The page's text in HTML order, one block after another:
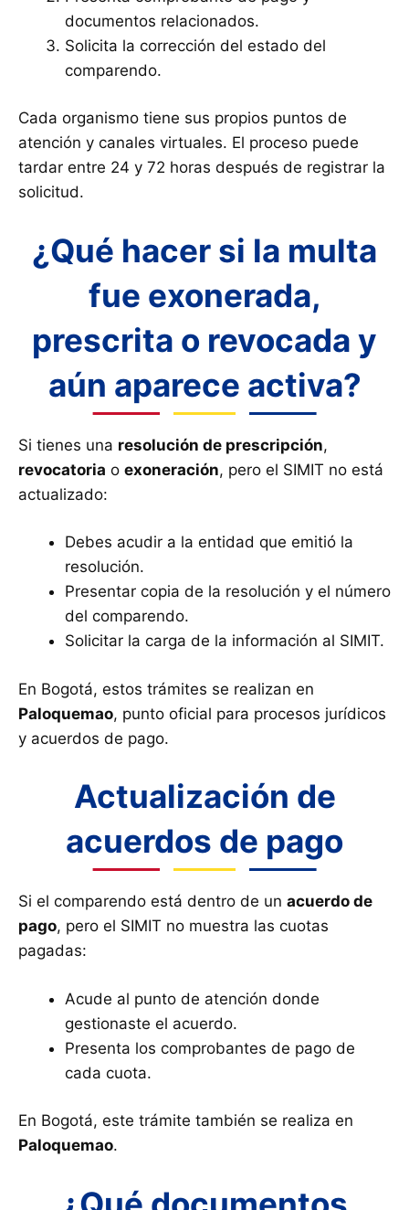
documentos relacionados.
Solicita la corrección del estado del
comparendo.
Cada organismo tiene sus propios puntos de
atención y canales virtuales. El proceso puede
tardar entre 24 y 72 horas después de registrar la
solicitud.
¿Qué hacer si la multa
fue exonerada,
prescrita o revocada y
aún aparece activa?
Si tienes una resolución de prescripción,
revocatoria o exoneración, pero el SIMIT no está
actualizado:
Debes acudir a la entidad que emitió la
resolución.
Presentar copia de la resolución y el número
del comparendo.
Solicitar la carga de la información al SIMIT.
En Bogotá, estos trámites se realizan en
Paloquemao, punto oficial para procesos jurídicos
y acuerdos de pago.
Actualización de
acuerdos de pago
Si el comparendo está dentro de un acuerdo de
pago, pero el SIMIT no muestra las cuotas
pagadas:
Acude al punto de atención donde
gestionaste el acuerdo.
Presenta los comprobantes de pago de
cada cuota.
En Bogotá, este trámite también se realiza en
Paloquemao.